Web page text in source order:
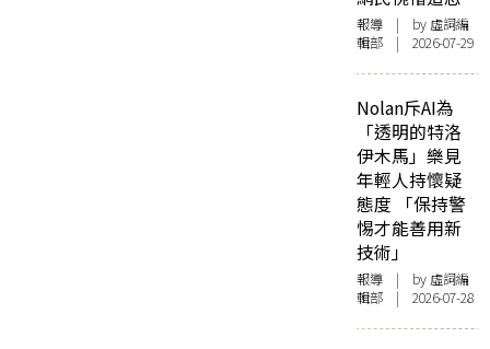
報導 | by 虛詞編
輯部 | 2026-07-29
Nolan斥AI為
「透明的特洛
伊木馬」樂見
年輕人持懷疑
態度 「保持警
惕才能善用新
技術」
報導 | by 虛詞編
輯部 | 2026-07-28